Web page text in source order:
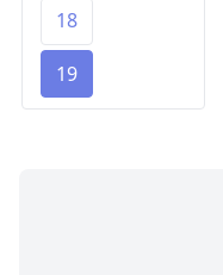
18
19